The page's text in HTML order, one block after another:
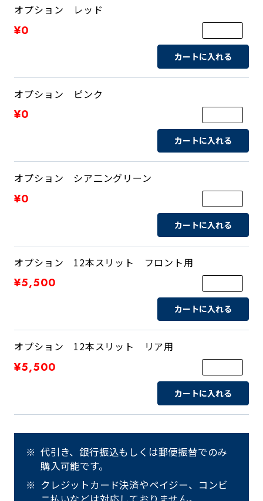
オプション レッド
¥0
カートに入れる
オプション ピンク
¥0
カートに入れる
オプション シア二ングリーン
¥0
カートに入れる
オプション 12本スリット フロント用
¥5,500
カートに入れる
オプション 12本スリット リア用
¥5,500
カートに入れる
代引き、銀行振込もしくは郵便振替でのみ
購入可能です。
クレジットカード決済やペイジー、コンビ